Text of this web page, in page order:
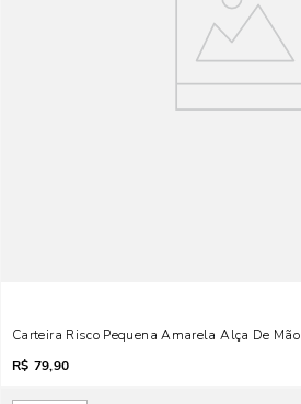
Carteira Risco Pequena Amarela Alça De Mão
R$ 79,90